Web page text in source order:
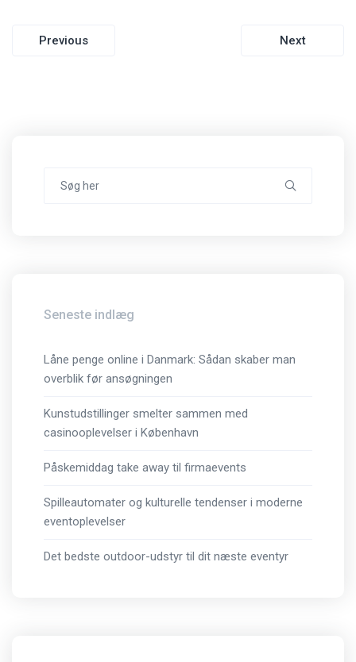
Indlægsnavigation
Previous Next
Seneste indlæg
Låne penge online i Danmark: Sådan skaber man
overblik før ansøgningen
Kunstudstillinger smelter sammen med
casinooplevelser i København
Påskemiddag take away til firmaevents
Spilleautomater og kulturelle tendenser i moderne
eventoplevelser
Det bedste outdoor-udstyr til dit næste eventyr